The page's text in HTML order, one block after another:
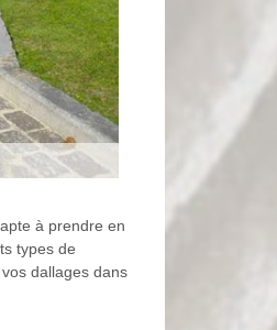
à prendre en
types de
dallages dans